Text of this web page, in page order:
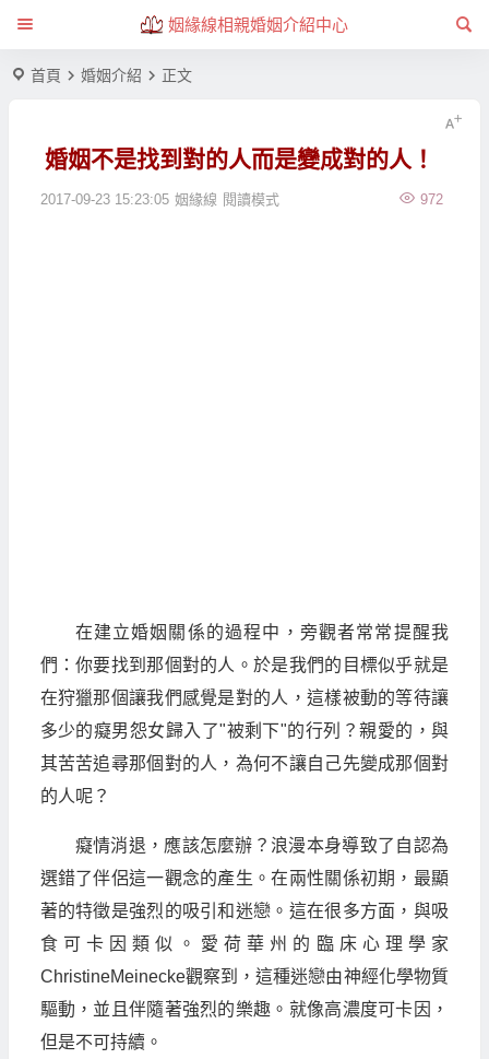
姻緣線相親婚姻介紹中心
首頁 婚姻介紹 正文
婚姻不是找到對的人而是變成對的人！
2017-09-23 15:23:05 姻緣線 972
閱讀模式
在建立婚姻關係的過程中，旁觀者常常提醒我
們：你要找到那個對的人。於是我們的目標似乎就是
在狩獵那個讓我們感覺是對的人，這樣被動的等待讓
多少的癡男怨女歸入了"被剩下"的行列？親愛的，與
其苦苦追尋那個對的人，為何不讓自己先變成那個對
的人呢？
癡情消退，應該怎麼辦？浪漫本身導致了自認為
選錯了伴侶這一觀念的產生。在兩性關係初期，最顯
著的特徵是強烈的吸引和迷戀。這在很多方面，與吸
食可卡因類似。愛荷華州的臨床心理學家
ChristineMeinecke觀察到，這種迷戀由神經化學物質
驅動，並且伴隨著強烈的樂趣。就像高濃度可卡因，
但是不可持續。